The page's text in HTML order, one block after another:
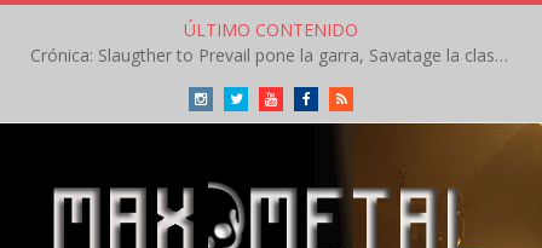
ÚLTIMO CONTENIDO
Crónica: Slaugther to Prevail pone la garra, Savatage la clase en la apertura del Leyendas del Rock – Miércoles – Agosto 2026
InstagramTwitterYoutubeFacebookRSS